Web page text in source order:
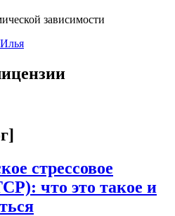
зависимости
стрессовое
что это такое и